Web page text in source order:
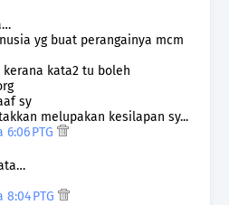
yg buat perangainya mcm
kata2 tu boleh
sy
melupakan kesilapan sy...
PTG
PTG